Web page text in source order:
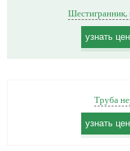
Шестигранник,
узнать
Труба
узнать